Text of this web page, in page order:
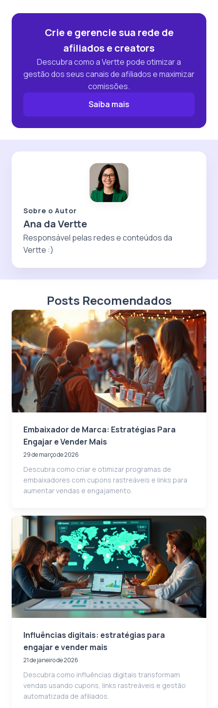
Crie e gerencie sua rede de
afiliados e creators
Descubra como a Vertte pode otimizar a
gestão dos seus canais de afiliados e maximizar
comissões.
Saiba mais
Sobre o Autor
Ana da Vertte
Responsável pelas redes e conteúdos da
Vertte :)
Posts Recomendados
Embaixador de Marca: Estratégias Para
Engajar e Vender Mais
29 de março de 2026
Descubra como criar e otimizar programas de
embaixadores com cupons rastreáveis e links para
aumentar vendas e engajamento.
Influências digitais: estratégias para
engajar e vender mais
21 de janeiro de 2026
Descubra como influências digitais transformam
vendas usando cupons, links rastreáveis e gestão
automatizada de afiliados.